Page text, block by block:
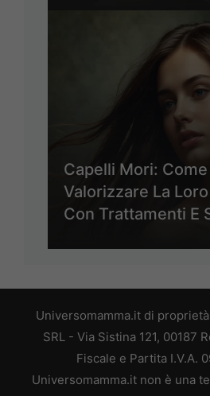
Capelli Mori: Come
Valorizzare La
Con Trattamenti E
Universomamma.it di proprietà
SRL - Via Sistina 121, 00187
Fiscale e Partita I.V.A.
Universomamma.it non è una